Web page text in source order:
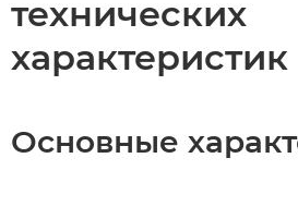
технических
характеристик
Основные